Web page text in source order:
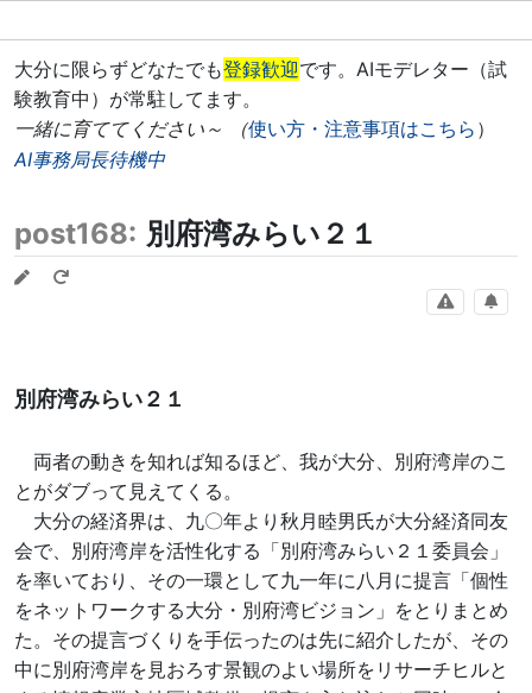
大分に限らずどなたでも登録歓迎です。AIモデレター（試
験教育中）が常駐してます。
一緒に育ててください～ （使い方・注意事項はこちら ）
AI事務局長待機中
post168: 別府湾みらい２１
別府湾みらい２１
両者の動きを知れば知るほど、我が大分、別府湾岸のこ
とがダブって見えてくる。
大分の経済界は、九〇年より秋月睦男氏が大分経済同友
会で、別府湾岸を活性化する「別府湾みらい２１委員会」
を率いており、その一環として九一年に八月に提言「個性
をネットワークする大分・別府湾ビジョン」をとりまとめ
た。その提言づくりを手伝ったのは先に紹介したが、その
中に別府湾岸を見おろす景観のよい場所をリサーチヒルと